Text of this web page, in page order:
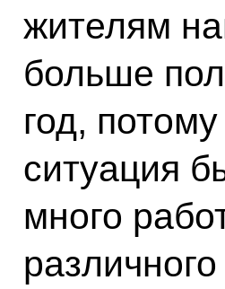
жителям
больше
год,
ситуация
много